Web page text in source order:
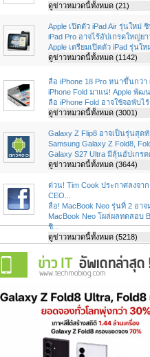
ดูข่าวหมวดนี้ทั้งหมด (21)
Apple เปิดตัว iPad Air รุ่นใหม่ ชิ
iPad Pro อาจไร้อัปเกรดใหญ่ยา
Apple เตรียมเปิดตัว iPad รุ่นให
ดูข่าวหมวดนี้ทั้งหมด (1142)
ลือ iPhone 18 Pro หนาขึ้นกว่า
iPhone Fold มาแน่! Apple พัฒน
ลือ iPhone Fold อาจใช้จอพับไร้
ดูข่าวหมวดนี้ทั้งหมด (3001)
Galaxy Z Flip8 อาจเป็นรุ่นสุดท้
Samsung Galaxy Z Fold8,
Galaxy S27 Ultra มีลุ้นอัปเกรด
ดูข่าวหมวดนี้ทั้งหมด (3644)
ด่วน! Tim Cook ประกาศลงจา
CEO...
ลือ! MacBook Neo รุ่นที่ 2 อาจ
MacBook Neo โผล่ผลทดสอบ
ชิ...
ดูข่าวหมวดนี้ทั้งหมด (5218)